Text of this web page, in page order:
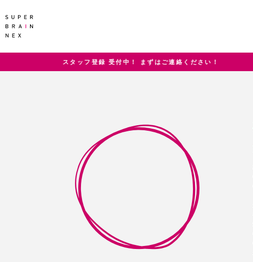
スタッフ登録 受付中！ まずはご連絡ください！